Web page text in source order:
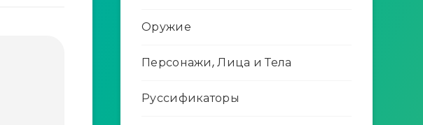
Оружие
Персонажи, Лица и Тела
Руссификаторы